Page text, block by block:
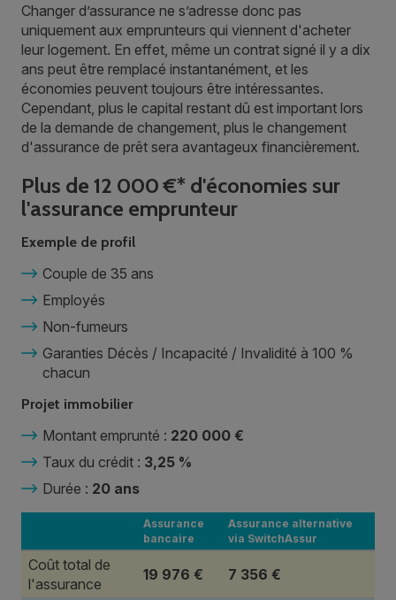
Changer d’assurance ne s’adresse donc pas
uniquement aux emprunteurs qui viennent d'acheter
leur logement. En effet, même un contrat signé il y a dix
ans peut être remplacé instantanément, et les
économies peuvent toujours être intéressantes.
Cependant, plus le capital restant dû est important lors
de la demande de changement, plus le changement
d'assurance de prêt sera avantageux financièrement.
Plus de 12 000 €* d'économies sur
l'assurance emprunteur
Exemple de profil
Couple de 35 ans
Employés
Non-fumeurs
Garanties Décès / Incapacité / Invalidité à 100 %
chacun
Projet immobilier
Montant emprunté : 220 000 €
Taux du crédit : 3,25 %
Durée : 20 ans
Assurance
bancaire
Assurance alternative
via SwitchAssur
Coût total de
l'assurance
19 976 € 7 356 €